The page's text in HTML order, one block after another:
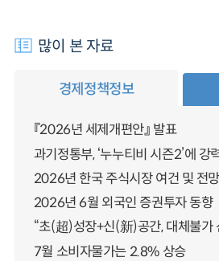
많이 본 자료
경제정책정보
『2026년 세제개편안』 발표
과기정통부, ‘누누티비 시즌2’에 강
2026년 한국 주식시장 여건 및 전망
2026년 6월 외국인 증권투자 동향
“초(超)성장+신(新)공간, 대체불가
7월 소비자물가는 2.8% 상승